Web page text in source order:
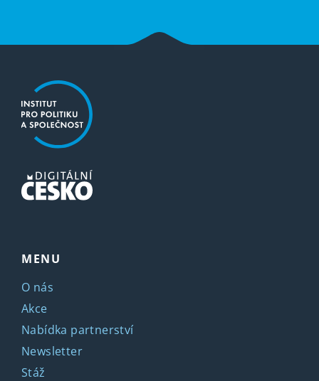
MENU
O nás
Akce
Nabídka partnerství
Newsletter
Stáž